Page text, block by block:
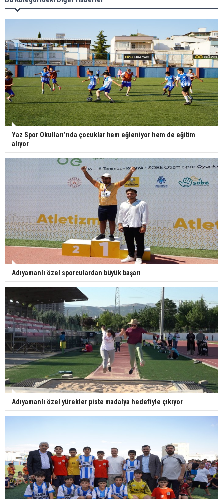
Yaz Spor Okulları’nda çocuklar hem eğleniyor hem de eğitim
alıyor
Adıyamanlı özel sporculardan büyük başarı
Adıyamanlı özel yürekler piste madalya hedefiyle çıkıyor